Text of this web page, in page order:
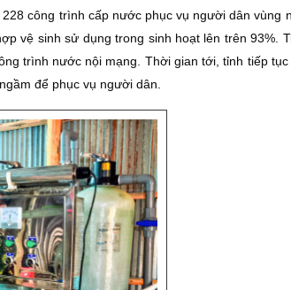
công trình cấp nước phục vụ người dân vùng
vệ sinh sử dụng trong sinh hoạt lên trên 93%.
trình nước nội mạng. Thời gian tới, tỉnh tiếp
để phục vụ người dân.